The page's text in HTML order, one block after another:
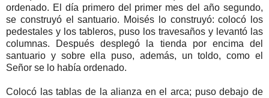
ordenado. El día primero del primer mes del año segundo,
se construyó el santuario. Moisés lo construyó: colocó los
pedestales y los tableros, puso los travesaños y levantó las
columnas. Después desplegó la tienda por encima del
santuario y sobre ella puso, además, un toldo, como el
Señor se lo había ordenado.
Colocó las tablas de la alianza en el arca; puso debajo de